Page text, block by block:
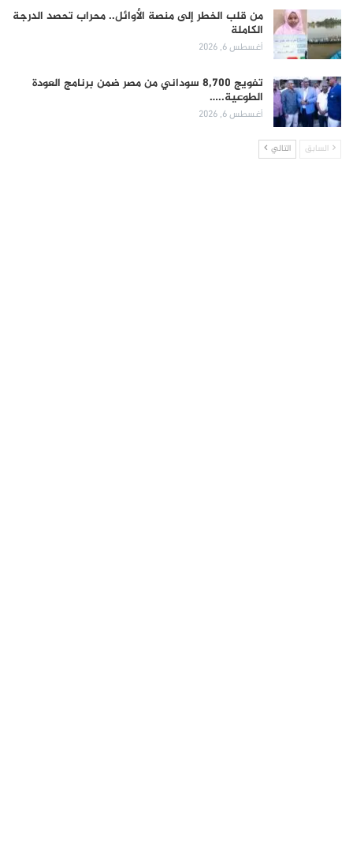
من قلب الخطر إلى منصة الأوائل.. محراب تحصد الدرجة
الكاملة
أغسطس 6, 2026
تفويج 8,700 سوداني من مصر ضمن برنامج العودة
الطوعية..…
أغسطس 6, 2026
السابق التالي